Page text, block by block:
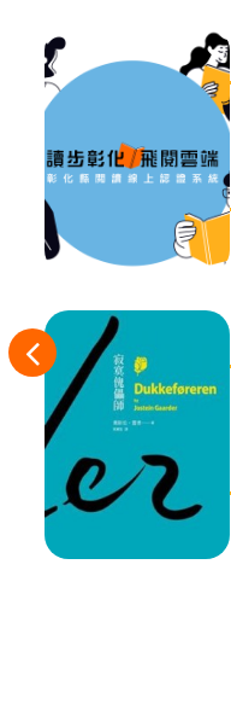
往
左
切
換